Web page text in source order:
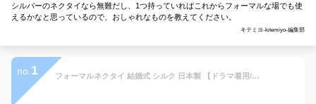
シルバーのネクタイなら無難だし、1つ持っていればこれからフォーマルな場でも使
えるかなと思っているので、おしゃれなものを教えてください。
キテミヨ-kitemiyo-編集部
no. 1 フォーマルネクタイ 結婚式 シルク 日本製 【ドラマ着用/映画着用】ライトシルバー ストライプ 地紋 ネクタイ＆チーフセット ネクタイ おしゃれ 披露宴 ギフト プレゼント 入学式 就職祝 誕生日 クリスマス/バレンタイン【あす楽対応_関東】